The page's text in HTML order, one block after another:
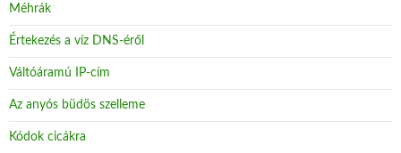
Méhrák
Értekezés a víz DNS-éről
Váltóáramú IP-cím
Az anyós büdös szelleme
Kódok cicákra